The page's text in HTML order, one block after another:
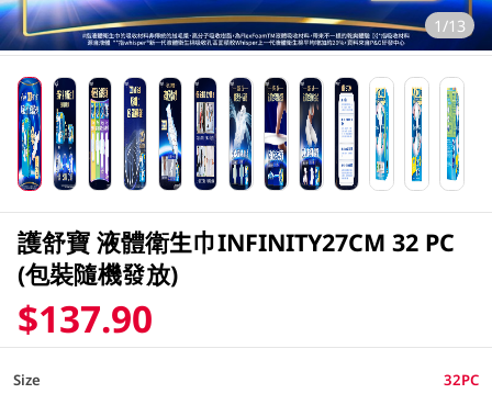
1/13
護舒寶 液體衛生巾INFINITY27CM 32 PC
(包裝隨機發放)
$137.90
Size 32PC